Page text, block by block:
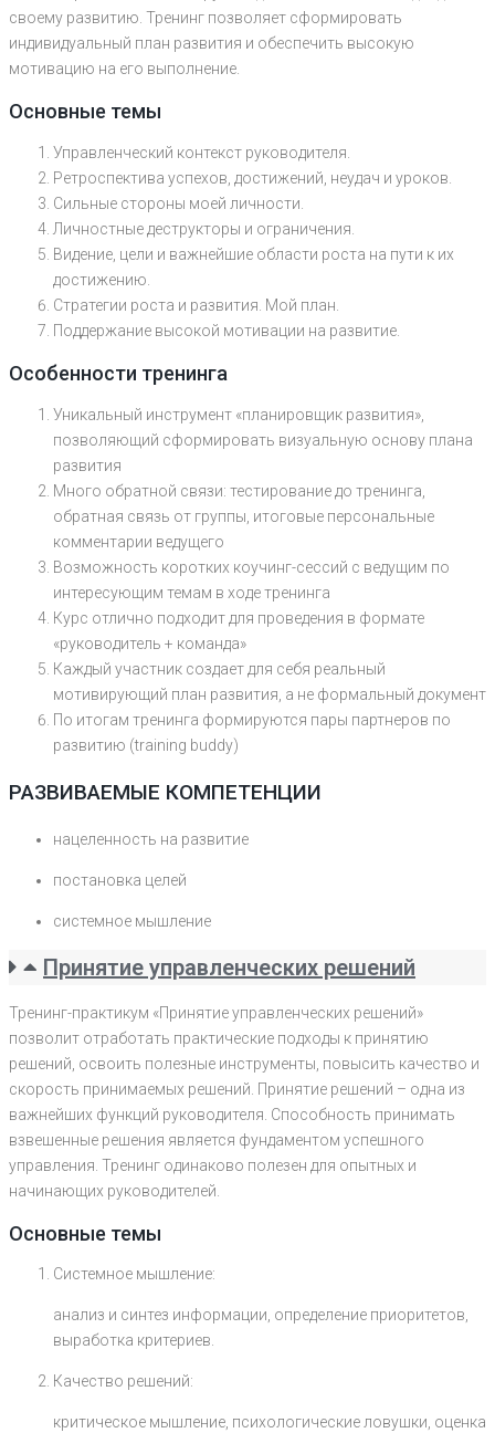
своему развитию. Тренинг позволяет сформировать
индивидуальный план развития и обеспечить высокую
мотивацию на его выполнение.
Основные темы
Управленческий контекст руководителя.
Ретроспектива успехов, достижений, неудач и уроков.
Сильные стороны моей личности.
Личностные деструкторы и ограничения.
Видение, цели и важнейшие области роста на пути к их
достижению.
Стратегии роста и развития. Мой план.
Поддержание высокой мотивации на развитие.
Особенности тренинга
Уникальный инструмент «планировщик развития»,
позволяющий сформировать визуальную основу плана
развития
Много обратной связи: тестирование до тренинга,
обратная связь от группы, итоговые персональные
комментарии ведущего
Возможность коротких коучинг-сессий с ведущим по
интересующим темам в ходе тренинга
Курс отлично подходит для проведения в формате
«руководитель + команда»
Каждый участник создает для себя реальный
мотивирующий план развития, а не формальный документ
По итогам тренинга формируются пары партнеров по
развитию (training buddy)
РАЗВИВАЕМЫЕ КОМПЕТЕНЦИИ
нацеленность на развитие
постановка целей
системное мышление
Принятие управленческих решений
Тренинг-практикум «Принятие управленческих решений»
позволит отработать практические подходы к принятию
решений, освоить полезные инструменты, повысить качество и
скорость принимаемых решений. Принятие решений – одна из
важнейших функций руководителя. Способность принимать
взвешенные решения является фундаментом успешного
управления. Тренинг одинаково полезен для опытных и
начинающих руководителей.
Основные темы
Системное мышление:
анализ и синтез информации, определение приоритетов,
выработка критериев.
Качество решений:
критическое мышление, психологические ловушки, оценка